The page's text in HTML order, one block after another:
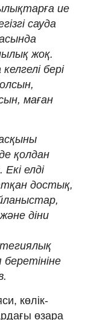
ие
сауда
жоқ.
бері
маған
қолдан
елді
достық,
діни
беретініне
көлік-
өзара